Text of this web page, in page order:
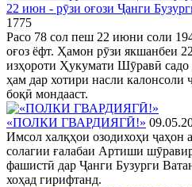
22 июн - рӯзи оғози Ҷанги
1775
Расо 78 сол пеш 22 июни соли
оғоз ёфт. Ҳамон рӯзи якшанбеи
изҳороти Ҳукумати Шӯравӣ садо
ҳам дар хотири насли
боқӣ мондааст.
«ПОЛКИ ГВАРДИЯГӢ!»
Имсол халқҳои озодихоҳи ҷаҳон
солагии ғалабаи Артиши
фашистӣ дар Ҷанги Бузурги
хоҳад гирифтанд.